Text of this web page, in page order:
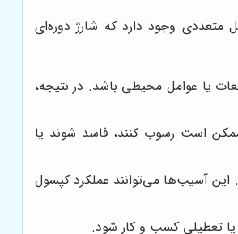
متعددی وجود دارد که شارژ دوره‌ای
یا عوامل محیطی باشد. در نتیجه،
است رسوب کنند، فاسد شوند یا
آسیب‌ها می‌توانند عملکرد کپسول
یا تعطیلی کسب و کار شود.